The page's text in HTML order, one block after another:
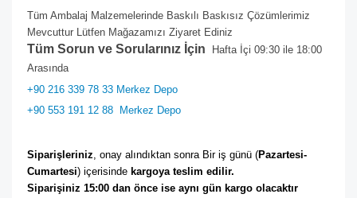
Tüm Ambalaj Malzemelerinde Baskılı Baskısız Çözümlerimiz
Mevcuttur Lütfen Mağazamızı Ziyaret Ediniz
Tüm Sorun ve Sorularınız İçin Hafta İçi 09:30 ile 18:00
Arasında
+90 216 339 78 33 Merkez Depo
+90 553 191 12 88 Merkez Depo
Siparişleriniz, onay alındıktan sonra Bir iş günü (Pazartesi-
Cumartesi) içerisinde kargoya teslim edilir.
Siparişiniz 15:00 dan önce ise aynı gün kargo olacaktır